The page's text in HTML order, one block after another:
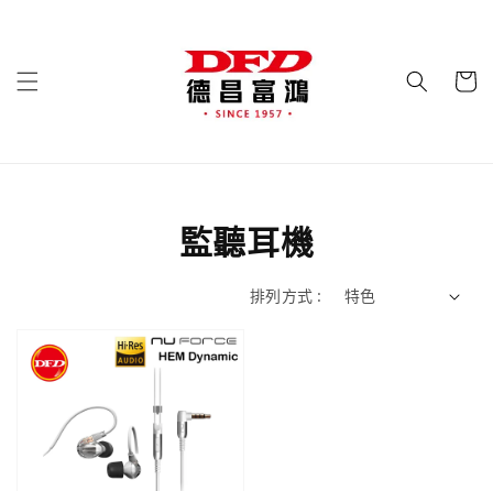
監聽耳機
排列方式 :